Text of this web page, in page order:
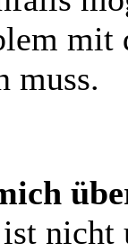
mit
muss.